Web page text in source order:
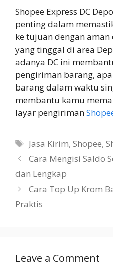
Shopee Express DC
penting dalam
ke tujuan dengan
yang tinggal di area
adanya DC ini
pengiriman barang,
barang dalam waktu
membantu kamu
layar pengiriman
Tags
Jasa Kirim,Shopee,
Cara Mengisi Saldo
dan Lengkap
Cara Top Up Krom
Praktis
Leave a Comment